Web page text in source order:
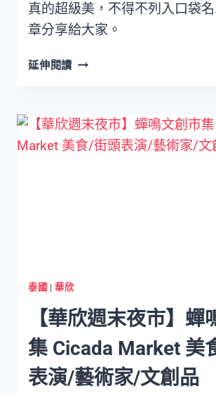
真的超級美，不得不列入口袋
章分享給大家。
延伸閱讀 【清
館】
清
啡
DOI
CHAANG
COFFEE
MAE
RIM
泰國 |華欣
【華欣週末夜市】蟬
集 Cicada Market 美
表演/藝術家/文創品